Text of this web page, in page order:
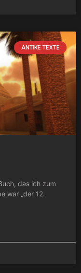
ANTIKE TEXTE
das ich zum
war „der 12.